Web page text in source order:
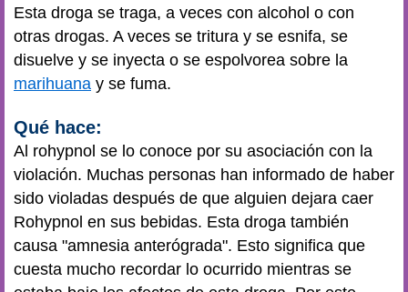
Esta droga se traga, a veces con alcohol o con
otras drogas. A veces se tritura y se esnifa, se
disuelve y se inyecta o se espolvorea sobre la
marihuana y se fuma.
Qué hace:
Al rohypnol se lo conoce por su asociación con la
violación. Muchas personas han informado de haber
sido violadas después de que alguien dejara caer
Rohypnol en sus bebidas. Esta droga también
causa "amnesia anterógrada". Esto significa que
cuesta mucho recordar lo ocurrido mientras se